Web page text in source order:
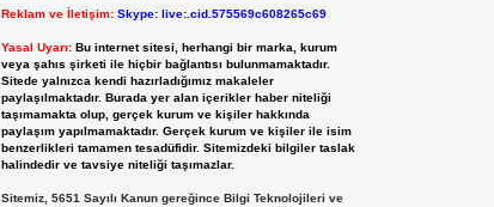
Reklam ve İletişim: Skype: live:.cid.575569c608265c69
Yasal Uyarı: Bu internet sitesi, herhangi bir marka, kurum
veya şahıs şirketi ile hiçbir bağlantısı bulunmamaktadır.
Sitede yalnızca kendi hazırladığımız makaleler
paylaşılmaktadır. Burada yer alan içerikler haber niteliği
taşımamakta olup, gerçek kurum ve kişiler hakkında
paylaşım yapılmamaktadır. Gerçek kurum ve kişiler ile isim
benzerlikleri tamamen tesadüfidir. Sitemizdeki bilgiler taslak
halindedir ve tavsiye niteliği taşımazlar.
Sitemiz, 5651 Sayılı Kanun gereğince Bilgi Teknolojileri ve